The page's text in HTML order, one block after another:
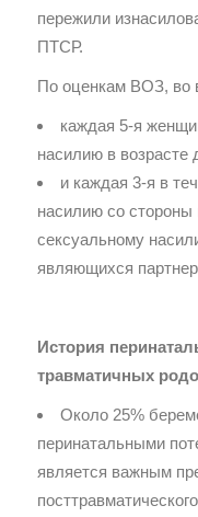
пережили
ПТСР.
По оценкам ВОЗ, во
каждая 5-я
насилию в возрасте
и каждая 3-я в
насилию со стороны
сексуальному
являющихся
История
травматичных
Около 25%
перинатальными
является важным